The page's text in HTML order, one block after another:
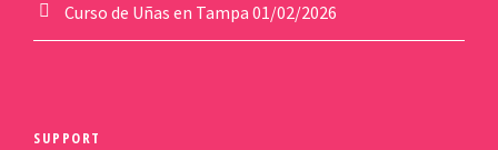
Curso de Uñas en Tampa 01/02/2026
SUPPORT